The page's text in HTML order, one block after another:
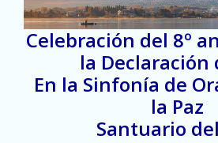
Celebración del 8º
la Declaración
En la Sinfonía de
la Paz
Santuario